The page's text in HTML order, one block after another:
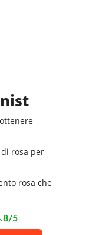
rosa per
rosa che
5